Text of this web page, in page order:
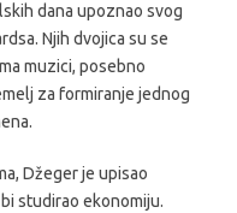
dana upoznao svog
Njih dvojica su se
muzici, posebno
za formiranje jednog
Džeger je upisao
studirao ekonomiju.